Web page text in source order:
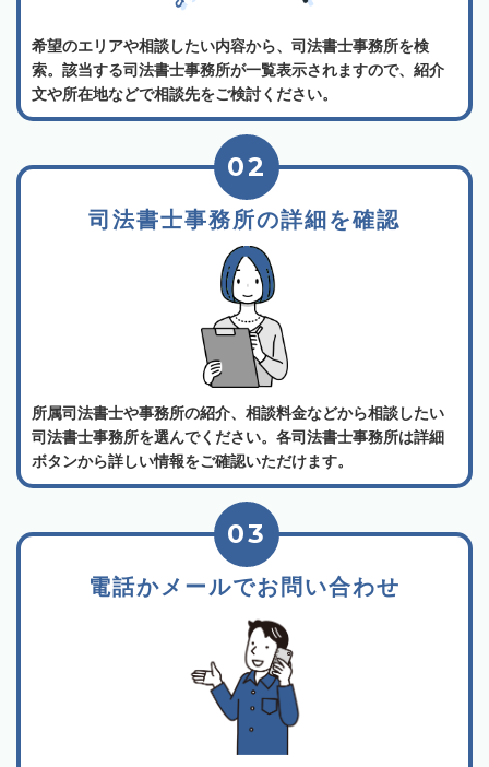
希望のエリアや相談したい内容から、司法書士事務所を検
索。該当する司法書士事務所が一覧表示されますので、紹介
文や所在地などで相談先をご検討ください。
司法書士事務所の詳細を確認
02
所属司法書士や事務所の紹介、相談料金などから相談したい
司法書士事務所を選んでください。各司法書士事務所は詳細
ボタンから詳しい情報をご確認いただけます。
電話かメールでお問い合わせ
03